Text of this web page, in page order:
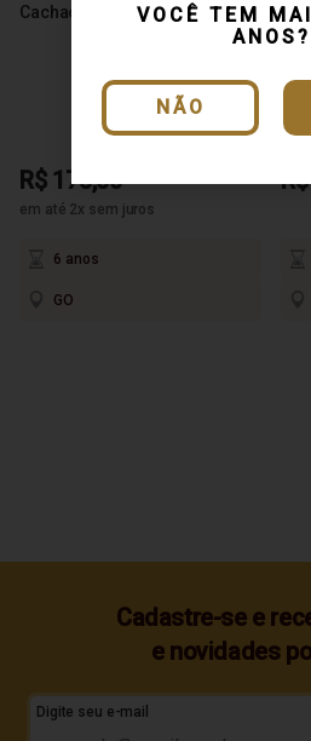
VOCÊ TEM
ANOS?
NÃO
Cachaça Formosa Ouro 700ml
R$ 175,00
em até 2x sem juros
6 anos
GO
Cadastre-se e
e novidades
Digite seu e-mail